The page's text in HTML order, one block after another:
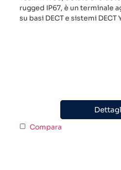
rugged IP67, è un terminale
su basi DECT e sistemi
Compara